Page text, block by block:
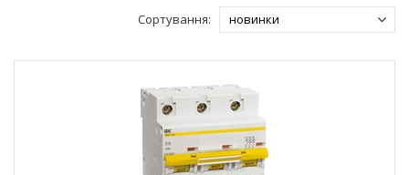
Сортування: